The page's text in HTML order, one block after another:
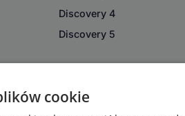
Discovery 4
Discovery 5
cookie